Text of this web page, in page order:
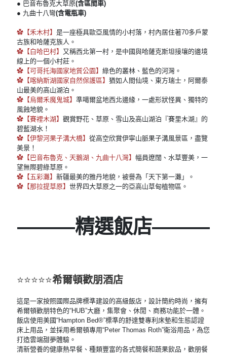
● 巴音布魯克大草原(含區間車)
● 九曲十八彎(含電瓶車)
✿【禾木村】 是一座極具歐亞風情的小村落，村內居住著70多戶蒙
古族和哈薩克族人。
✿【白哈巴村】 又稱西北第一村，是中國與哈薩克斯坦接壤的邊境
線上的一個小村莊。
✿【可哥托海國家地質公園】 綠色的叢林、藍色的河灣。
✿【喀納斯湖國家自然保護區】 猶如人間仙境、東方瑞士，阿爾泰
山最美的高山湖泊。
✿【烏爾禾魔鬼城】 準噶爾盆地西北邊緣，一處形狀怪異、獨特的
風蝕地貌。
✿【賽裡木湖】 觀賞野花、草原、雪山及高山湖泊『賽里木湖』的
碧藍湖水！
✿【伊黎河果子溝大橋】 從高空欣賞伊寧山脈果子溝風景區，盡覽
美景！
✿【巴音布魯克、天鵝湖、九曲十八灣】 幅員遼闊、水草豐美，一
望無際碧綠草原。
✿【五彩灘】 新疆最美的雅丹地貌，被譽為「天下第一灘」。
✿【那拉提草原】 世界四大草原之一的亞高山草甸植物區。
———精選飯店———
⭐⭐⭐⭐⭐希爾頓歡朋酒店
這是一家按照國際品牌標準建設的高級飯店，設計簡約時尚，擁有
希爾頓歡朋特色的“HUB”大廳，集聚會、休閒、商務功能於一體。
飯店使用美國“Hampton Bed®”標準的舒達雙專利床墊和生態認證
床上用品，並採用希爾頓專用“Peter Thomas Roth”衛浴用品，為您
打造雲端甜夢體驗。
清新營養的健康熱早餐、種類豐富的各式簡餐和蔬果飲品，歡朋餐